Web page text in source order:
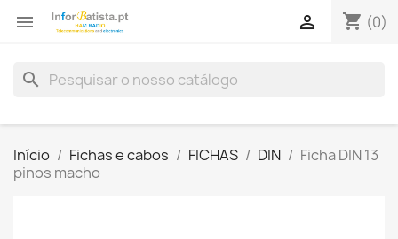
 shopping_cart (0)

search
Início Fichas e cabos FICHAS DIN
Ficha DIN 13
pinos macho